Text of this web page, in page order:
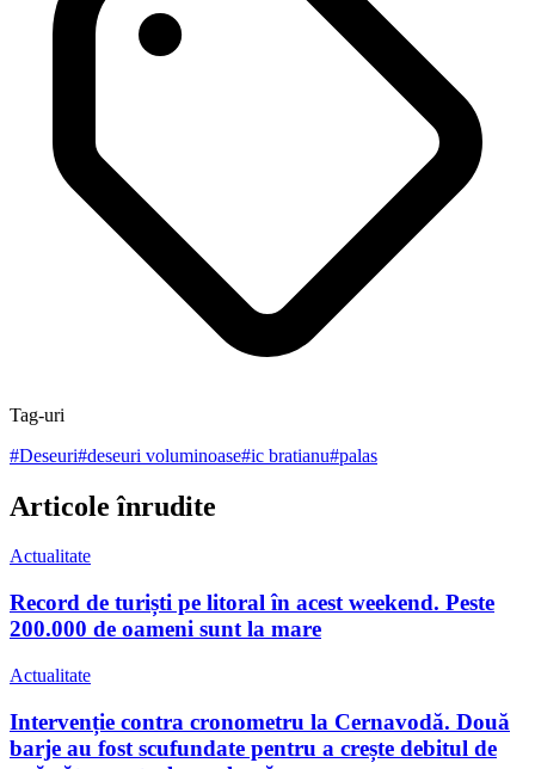
Tag-uri
#Deseuri#deseuri voluminoase#ic bratianu#palas
Articole înrudite
Actualitate
Record de turiști pe litoral în acest weekend. Peste
200.000 de oameni sunt la mare
Actualitate
Intervenție contra cronometru la Cernavodă. Două
barje au fost scufundate pentru a crește debitul de